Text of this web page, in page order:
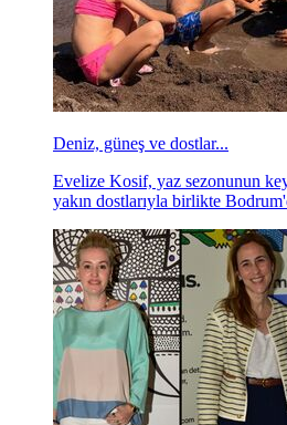
Deniz, güneş ve dostlar...
Evelize Kosif, yaz sezonunun
yakın dostlarıyla birlikte